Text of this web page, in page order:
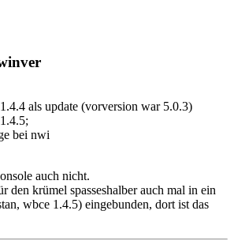
als update (vorversion war 5.0.3)
bei nwi
auch nicht.
den krümel spasseshalber auch mal in ein
wbce 1.4.5) eingebunden, dort ist das